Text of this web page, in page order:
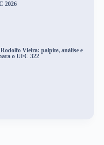
2026
Vieira: palpite, análise e
o UFC 322